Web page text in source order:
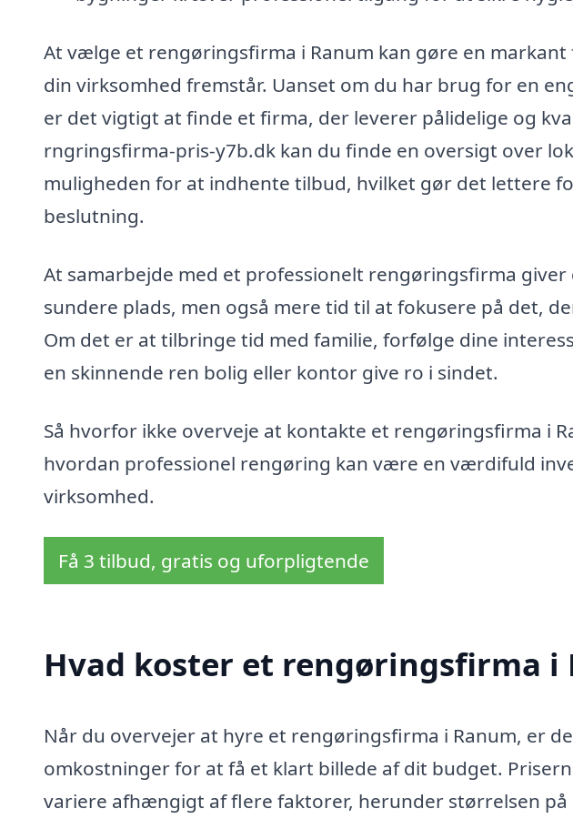
At vælge et rengøringsfirma i Ranum kan gøre en
din virksomhed fremstår. Uanset om du har brug for en
er det vigtigt at finde et firma, der leverer pålidelige og
rngringsfirma-pris-y7b.dk kan du finde en oversigt over
muligheden for at indhente tilbud, hvilket gør det lettere
beslutning.
At samarbejde med et professionelt rengøringsfirma giver
sundere plads, men også mere tid til at fokusere på det,
Om det er at tilbringe tid med familie, forfølge dine
en skinnende ren bolig eller kontor give ro i sindet.
Så hvorfor ikke overveje at kontakte et rengøringsfirma i
hvordan professionel rengøring kan være en værdifuld
virksomhed.
Få 3 tilbud, gratis og uforpligtende
Hvad koster et rengøringsfirma i
Når du overvejer at hyre et rengøringsfirma i Ranum, er
omkostninger for at få et klart billede af dit budget.
variere afhængigt af flere faktorer, herunder størrelsen på